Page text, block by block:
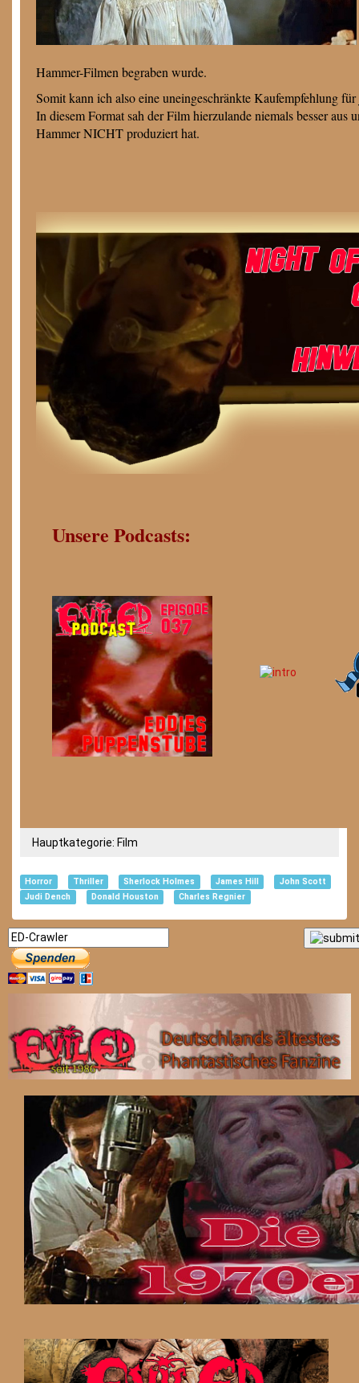
Hammer-Filmen begraben wurde.
Somit kann ich also eine uneingeschränkte Kaufempfehlung
In diesem Format sah der Film hierzulande niemals besser
Hammer NICHT produziert hat.
Unsere Podcasts:
Hauptkategorie: Film
Horror Thriller Sherlock Holmes James Hill
John Scott
Judi Dench
Donald Houston Charles Regnier